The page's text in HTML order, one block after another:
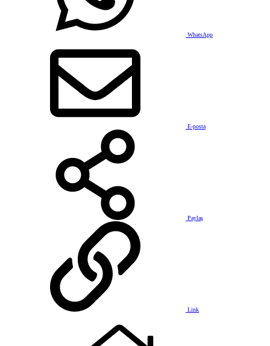
WhatsApp
E-posta
Paylaş
Link